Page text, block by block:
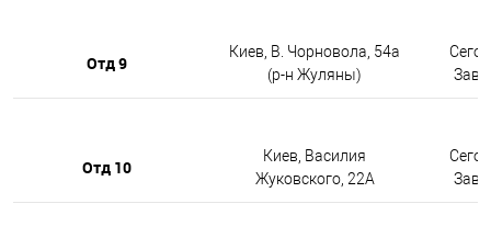
Отд 9
Киев, В. Чорновола, 54а
(р-н Жуляны)
Отд 10
Киев, Василия
Жуковского, 22А